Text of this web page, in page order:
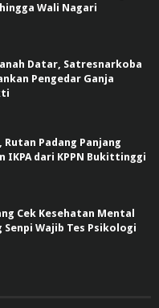
Wali Nagari
Datar, Satresnarkoba
Pengedar Ganja
Rutan Padang Panjang
IKPA dari KPPN Bukittinggi
Cek Kesehatan Mental
Senpi Wajib Tes Psikologi